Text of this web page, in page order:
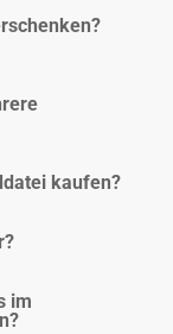
kaufen?
im